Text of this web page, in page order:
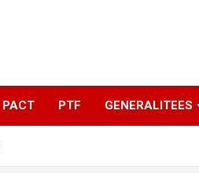
PACT PTF GENERALITEES